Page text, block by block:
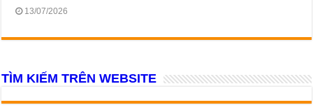
13/07/2026
TÌM KIẾM TRÊN WEBSITE